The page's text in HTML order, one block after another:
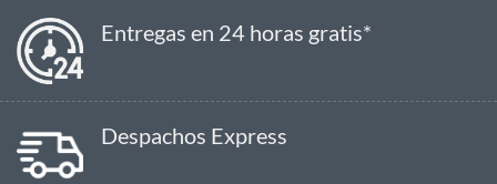
Entregas en 24 horas gratis*
Despachos Express